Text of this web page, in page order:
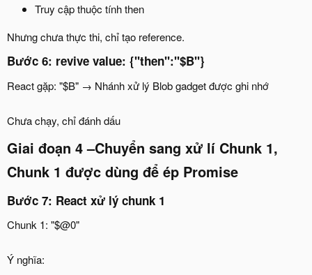
Truy cập thuộc tính then
Nhưng chưa thực thi, chỉ tạo reference.
Bước 6: revive value: {"then":"$B"}
React gặp: "$B" → Nhánh xử lý Blob gadget được ghi nhớ
Chưa chạy, chỉ đánh dấu
Giai đoạn 4 –Chuyển sang xử lí Chunk 1,
Chunk 1 được dùng để ép Promise
Bước 7: React xử lý chunk 1
Chunk 1: "$@0"
Ý nghĩa: